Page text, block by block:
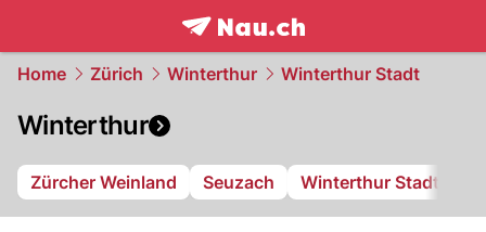
frontpage.NAU.ch
Home Zürich Winterthur Winterthur Stadt
Winterthur
Zürcher Weinland Seuzach Winterthur Stadt